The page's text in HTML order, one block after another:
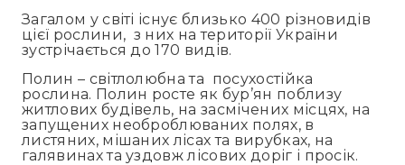
Загалом у світі існує близько 400 різновидів
цієї рослини, з них на території України
зустрічається до 170 видів.
Полин – світлолюбна та посухостійка
рослина. Полин росте як бур’ян поблизу
житлових будівель, на засмічених місцях, на
запущених необроблюваних полях, в
листяних, мішаних лісах та вирубках, на
галявинах та уздовж лісових доріг і просік.